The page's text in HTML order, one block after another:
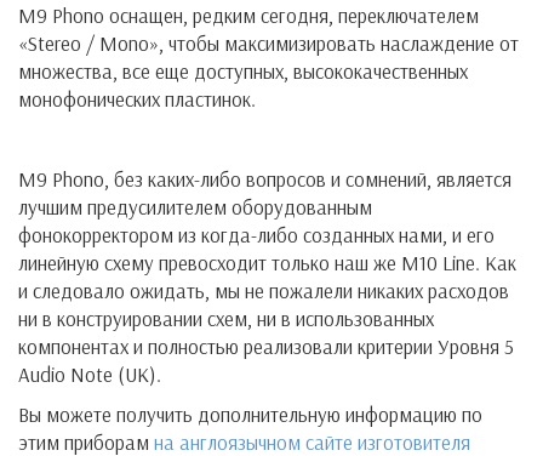
M9 Phono оснащен, редким сегодня, переключателем
«Stereo / Mono», чтобы максимизировать наслаждение от
множества, все еще доступных, высококачественных
монофонических пластинок.
M9 Phono, без каких-либо вопросов и сомнений, является
лучшим предусилителем оборудованным
фонокорректором из когда-либо созданных нами, и его
линейную схему превосходит только наш же M10 Line. Как
и следовало ожидать, мы не пожалели никаких расходов
ни в конструировании схем, ни в использованных
компонентах и полностью реализовали критерии Уровня 5
Audio Note (UK).
Вы можете получить дополнительную информацию по
этим приборам на англоязычном сайте изготовителя